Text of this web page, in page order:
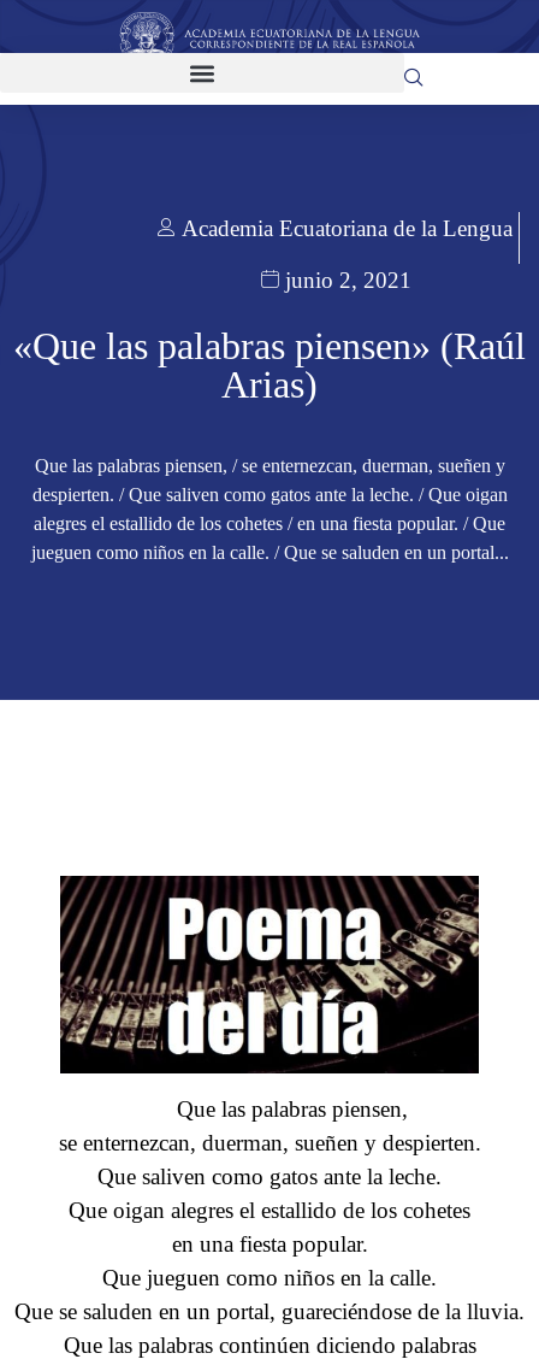
Academia Ecuatoriana de la Lengua
junio 2, 2021
«Que las palabras piensen» (Raúl
Arias)
Que las palabras piensen, / se enternezcan, duerman, sueñen y
despierten. / Que saliven como gatos ante la leche. / Que oigan
alegres el estallido de los cohetes / en una fiesta popular. / Que
jueguen como niños en la calle. / Que se saluden en un portal...
Que las palabras piensen,
se enternezcan, duerman, sueñen y despierten.
Que saliven como gatos ante la leche.
Que oigan alegres el estallido de los cohetes
en una fiesta popular.
Que jueguen como niños en la calle.
Que se saluden en un portal, guareciéndose de la lluvia.
Que las palabras continúen diciendo palabras